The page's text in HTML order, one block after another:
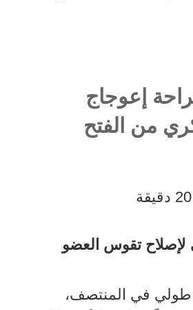
إعوجاج
من الفتح
20 دقيقة
لإصلاح تقوس العضو
طولي في المنتصف،